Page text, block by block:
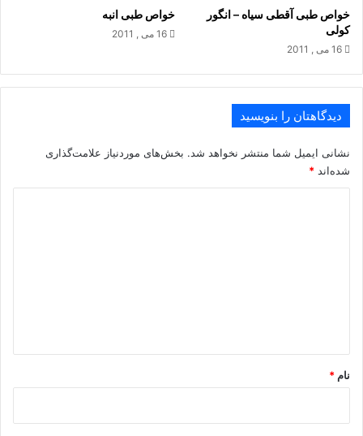
Acid و اسید لینولئیک Linoleic Acid می باشد .
در یکصد گرم آووکادو مواد زیر موجود است :
فسفر ۳۵ میلی گرم
خواص طبی آقطی سیاه – انگور
کولی
16 می , 2011
خواص طبی انبه
16 می , 2011
دیدگاهتان را بنویسید
نشانی ایمیل شما منتشر نخواهد شد. بخش‌های موردنیاز علامت‌گذاری
شده‌اند *
نام *